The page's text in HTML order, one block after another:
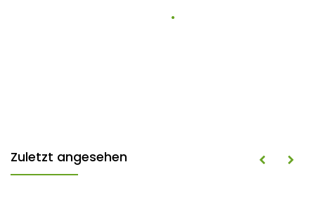
Zuletzt angesehen